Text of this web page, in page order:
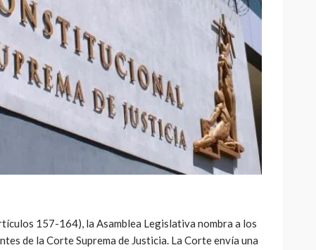
157-164), la Asamblea Legislativa nombra a los
de la Corte Suprema de Justicia. La Corte envía una